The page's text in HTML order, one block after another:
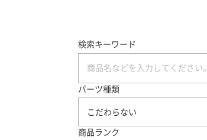
検索キーワード
パーツ種類
こだわらない
商品ランク